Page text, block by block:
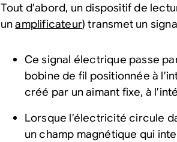
Tout d’abord, un dispositif de
unamplificateur) transmet un
Ce signal électrique passe
bobine de fil positionnée à
créé par un aimant fixe, à
Lorsque l’électricité circule
un champ magnétique qui